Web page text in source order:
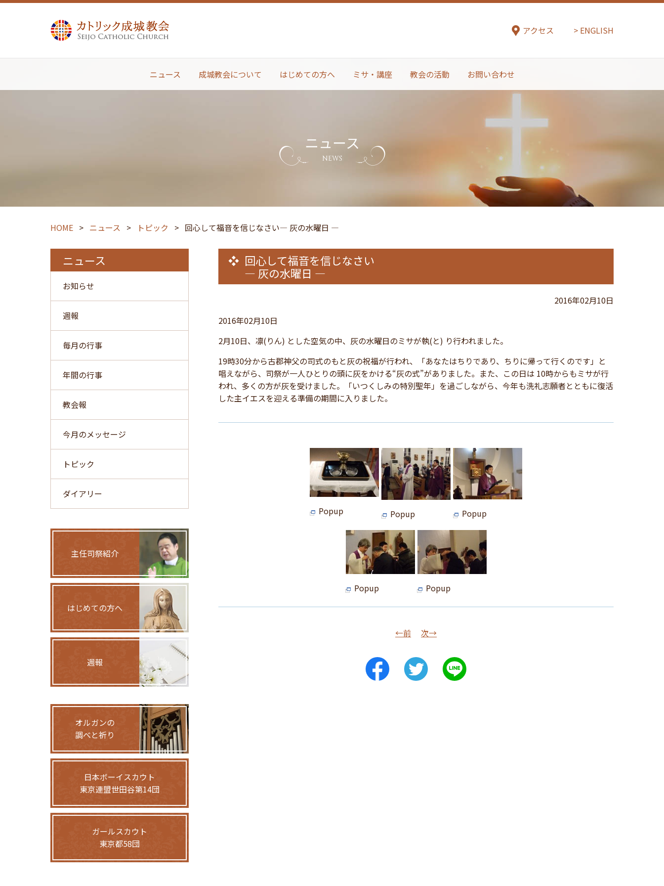
アクセス ENGLISH
ニュース 成城教会について はじめての方へ ミサ・講座 教会の活動 お問い合わせ
ニュース
NEWS
HOME > ニュース > トピック > 回心して福音を信じなさい― 灰の水曜日 ―
回心して福音を信じなさい
― 灰の水曜日 ―
2016年02月10日
2016年02月10日
2月10日、凛(りん) とした空気の中、灰の水曜日のミサが執(と) り行われました。
19時30分から古郡神父の司式のもと灰の祝福が行われ、「あなたはちりであり、ちりに帰って行くのです」と
唱えながら、司祭が一人ひとりの頭に灰をかける“灰の式”がありました。また、この日は 10時からもミサが行
われ、多くの方が灰を受けました。「いつくしみの特別聖年」を過ごしながら、今年も洗礼志願者とともに復活
した主イエスを迎える準備の期間に入りました。
Popup Popup Popup
Popup Popup
←前 次→
ニュース
お知らせ
週報
毎月の行事
年間の行事
教会報
今月のメッセージ
トピック
ダイアリー
主任司祭紹介
はじめての方へ
週報
オルガンの
調べと祈り
日本ボーイスカウト
東京連盟世田谷第14団
ガールスカウト
東京都58団